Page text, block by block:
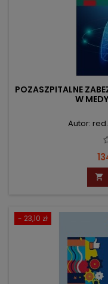
POZASZPITALNE
W
Autor:

- 23,10 zł